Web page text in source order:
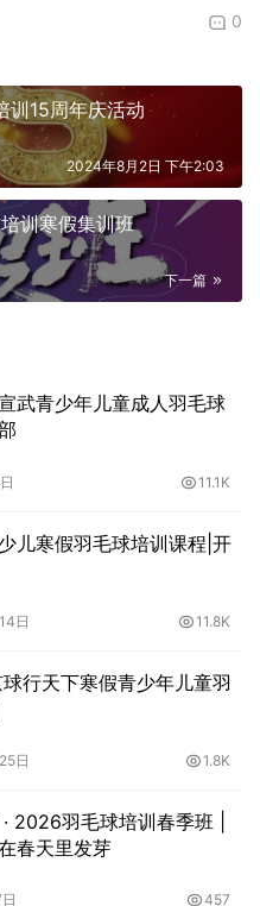
0
训15周年庆活动
2024年8月2日 下午2:03
训寒假集训班
下一篇
武青少年儿童成人羽毛球
11.1K
儿寒假羽毛球培训课程|开
日 11.8K
行天下寒假青少年儿童羽
日 1.8K
2026羽毛球培训春季班 |
春天里发芽
457